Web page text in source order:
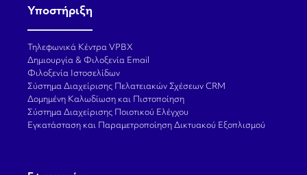
Υποστήριξη
Τηλεφωνικά Κέντρα VPBX
Δημιουργία & Φιλοξενία Email
Φιλοξενία Ιστοσελίδων
Σύστημα Διαχείρισης Πελατειακών Σχέσεων CRM
Δομημένη Καλωδίωση και Πιστοποίηση
Σύστημα Διαχείρισης Ποιοτικού Ελέγχου
Εγκατάσταση και Παραμετροποίηση Δικτυακού Εξοπλισμού